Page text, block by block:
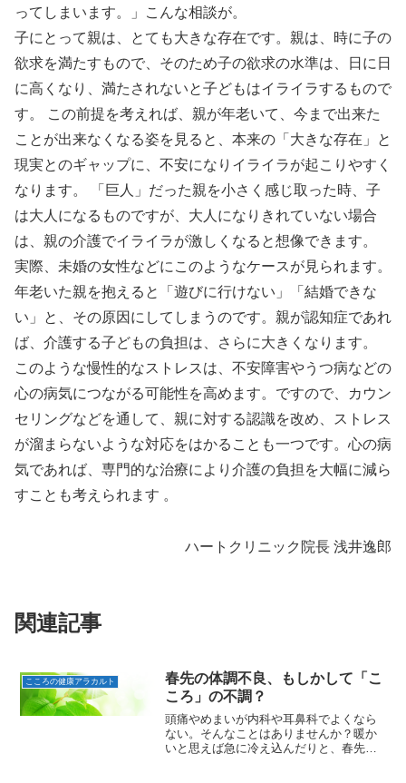
ってしまいます。」こんな相談が。
子にとって親は、とても大きな存在です。親は、時に子の
欲求を満たすもので、そのため子の欲求の水準は、日に日
に高くなり、満たされないと子どもはイライラするもので
す。 この前提を考えれば、親が年老いて、今まで出来た
ことが出来なくなる姿を見ると、本来の「大きな存在」と
現実とのギャップに、不安になりイライラが起こりやすく
なります。 「巨人」だった親を小さく感じ取った時、子
は大人になるものですが、大人になりきれていない場合
は、親の介護でイライラが激しくなると想像できます。
実際、未婚の女性などにこのようなケースが見られます。
年老いた親を抱えると「遊びに行けない」「結婚できな
い」と、その原因にしてしまうのです。親が認知症であれ
ば、介護する子どもの負担は、さらに大きくなります。
このような慢性的なストレスは、不安障害やうつ病などの
心の病気につながる可能性を高めます。ですので、カウン
セリングなどを通して、親に対する認識を改め、ストレス
が溜まらないような対応をはかることも一つです。心の病
気であれば、専門的な治療により介護の負担を大幅に減ら
すことも考えられます 。
ハートクリニック院長 浅井逸郎
関連記事
こころの健康アラカルト
春先の体調不良、もしかして「こ
ころ」の不調？
頭痛やめまいが内科や耳鼻科でよくなら
ない。そんなことはありませんか？暖か
いと思えば急に冷え込んだりと、春先は